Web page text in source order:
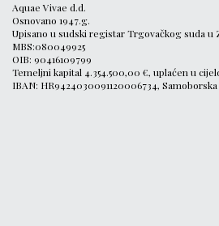
Aquae Vivae d.d.
Osnovano 1947.g.
Upisano u sudski registar Trgovačkog suda u
MBS:080049925
OIB: 90416109799
Temeljni kapital 4.354.500,00 €, uplaćen u
IBAN: HR9424030091120006734, Samoborska